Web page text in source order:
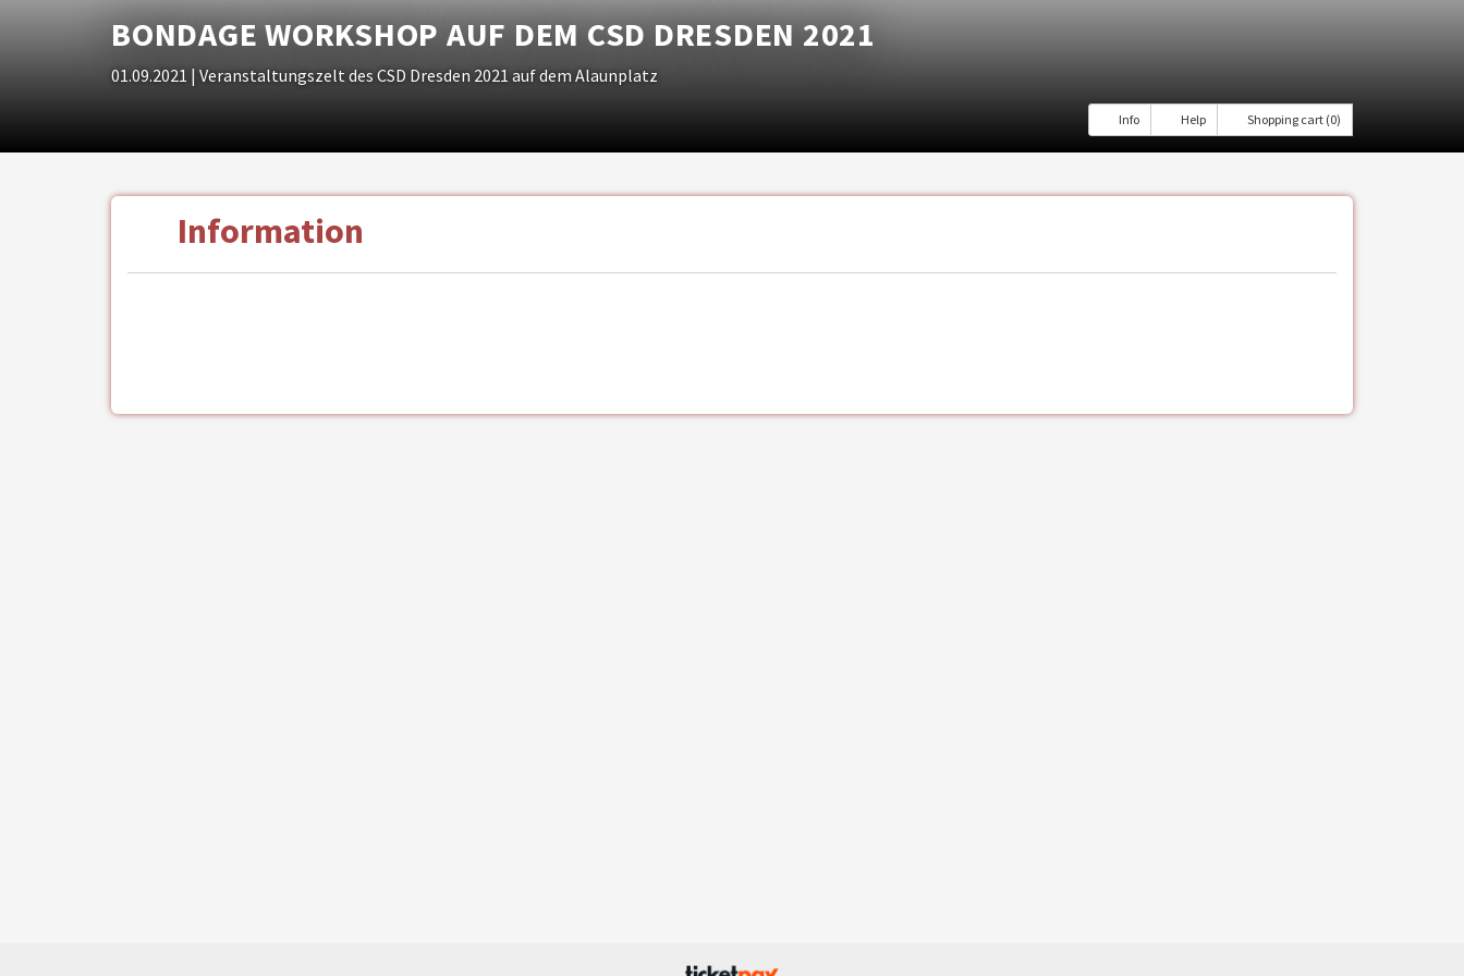
BONDAGE WORKSHOP AUF DEM CSD DRESDEN 2021
01.09.2021 | Veranstaltungszelt des CSD Dresden 2021 auf dem Alaunplatz
Info Help Shopping cart (0)
Information